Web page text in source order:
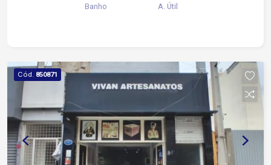
pontos de ônibus e transporte público Fácil
unidades de saúde Agende já sua visita!
Banho A. Útil
Cód. 850871